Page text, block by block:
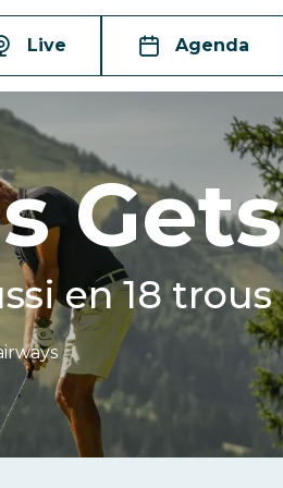
Live Agenda
Gets
en 18 trous